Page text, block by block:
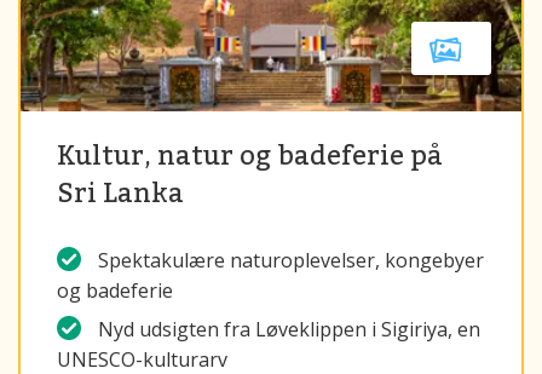
Kultur, natur og badeferie på
Sri Lanka
Spektakulære naturoplevelser, kongebyer
og badeferie
Nyd udsigten fra Løveklippen i Sigiriya, en
UNESCO-kulturarv